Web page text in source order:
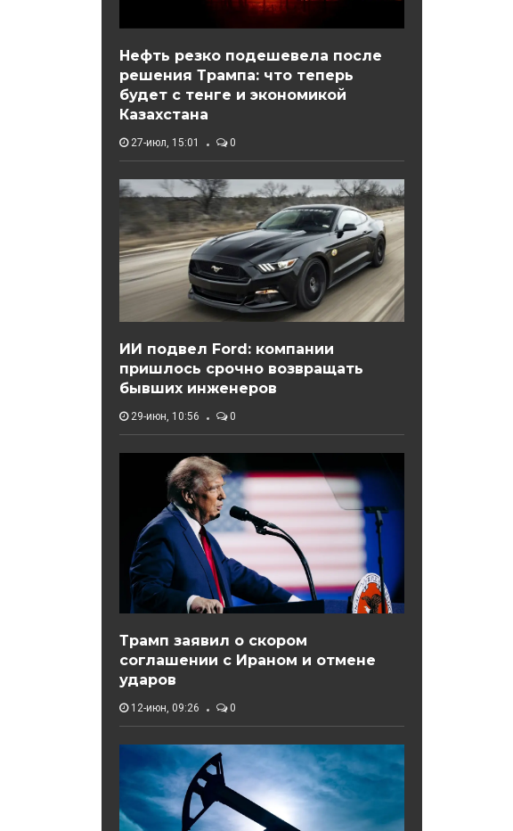
Нефть резко подешевела после
решения Трампа: что теперь
будет с тенге и экономикой
Казахстана
27-июл, 15:01 0
ИИ подвел Ford: компании
пришлось срочно возвращать
бывших инженеров
29-июн, 10:56 0
Трамп заявил о скором
соглашении с Ираном и отмене
ударов
12-июн, 09:26 0